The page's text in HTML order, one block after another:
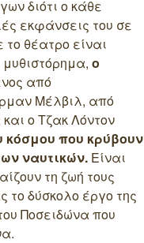
διότι ο κάθε
εκφάνσεις του σε
θέατρο είναι
ο
από
Μέλβιλ, από
ο Τζακ Λόντον
κόσμου που κρύβουν
ναυτικών. Είναι
τη ζωή τους
δύσκολο έργο της
Ποσειδώνα που